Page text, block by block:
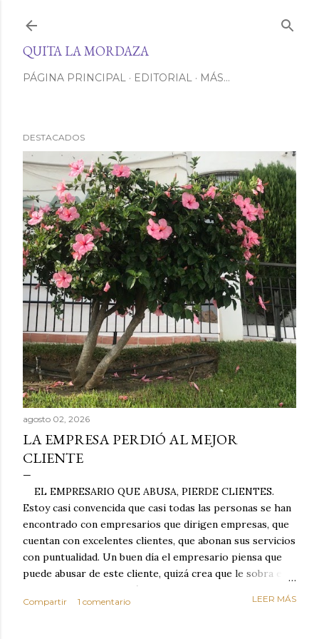
QUITA LA MORDAZA
PÁGINA PRINCIPAL EDITORIAL MÁS…
DESTACADOS
agosto 02, 2026
LA EMPRESA PERDIÓ AL MEJOR
CLIENTE
EL EMPRESARIO QUE ABUSA, PIERDE CLIENTES.
Estoy casi convencida que casi todas las personas se han
encontrado con empresarios que dirigen empresas, que
cuentan con excelentes clientes, que abonan sus servicios
con puntualidad. Un buen día el empresario piensa que
puede abusar de este cliente, quizá crea que le sobra el
dinero porque la mayoría de los otros pagan mal y
tarde y en ocasiones ni abonan los servicios. Cuando una
Compartir 1 comentario LEER MÁS